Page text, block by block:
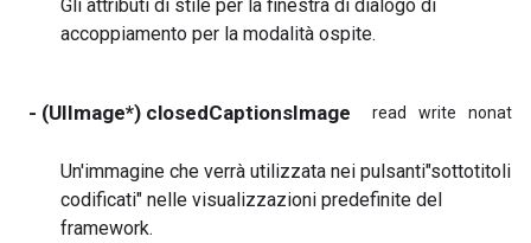
Gli attributi di stile per la finestra di dialogo di
accoppiamento per la modalità ospite.
- (UIImage*) closedCaptionsImage read write
Un'immagine che verrà utilizzata nei pulsanti"sottotitoli
codificati" nelle visualizzazioni predefinite del
framework.